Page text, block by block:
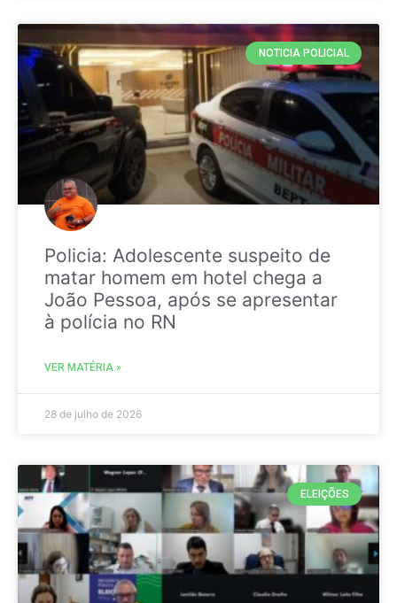
NOTICIA POLICIAL
Policia: Adolescente suspeito de
matar homem em hotel chega a
João Pessoa, após se apresentar
à polícia no RN
VER MATÉRIA »
28 de julho de 2026
ELEIÇÕES